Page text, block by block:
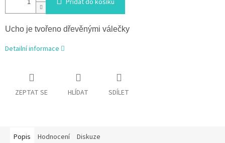
Přidat do košíku
Ucho je tvořeno dřevěnými válečky
Detailní informace
ZEPTAT SE HLÍDAT SDÍLET
Popis Hodnocení Diskuze